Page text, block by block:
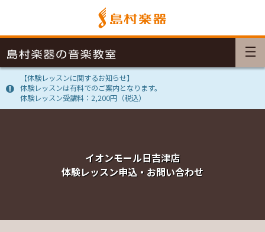
【体験レッスンに関するお知らせ】
体験レッスンは有料でのご案内となります。
体験レッスン受講料：2,200円（税込）
イオンモール日吉津店
体験レッスン申込・お問い合わせ